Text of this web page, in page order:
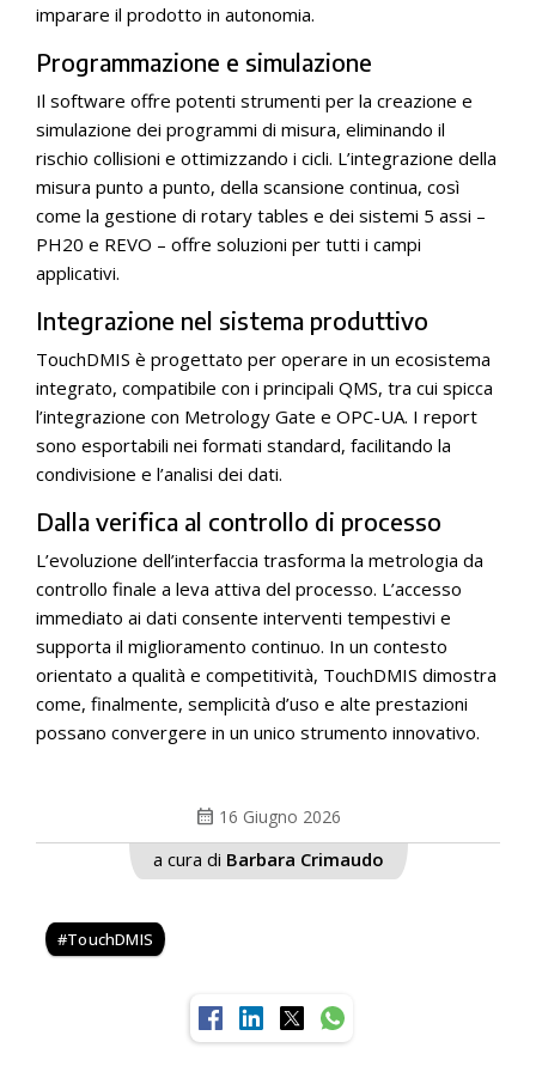
imparare il prodotto in autonomia.
Programmazione e simulazione
Il software offre potenti strumenti per la creazione e
simulazione dei programmi di misura, eliminando il
rischio collisioni e ottimizzando i cicli. L’integrazione della
misura punto a punto, della scansione continua, così
come la gestione di rotary tables e dei sistemi 5 assi –
PH20 e REVO – offre soluzioni per tutti i campi
applicativi.
Integrazione nel sistema produttivo
TouchDMIS è progettato per operare in un ecosistema
integrato, compatibile con i principali QMS, tra cui spicca
l’integrazione con Metrology Gate e OPC-UA. I report
sono esportabili nei formati standard, facilitando la
condivisione e l’analisi dei dati.
Dalla verifica al controllo di processo
L’evoluzione dell’interfaccia trasforma la metrologia da
controllo finale a leva attiva del processo. L’accesso
immediato ai dati consente interventi tempestivi e
supporta il miglioramento continuo. In un contesto
orientato a qualità e competitività, TouchDMIS dimostra
come, finalmente, semplicità d’uso e alte prestazioni
possano convergere in un unico strumento innovativo.
calendar_month 16 Giugno 2026
a cura di Barbara Crimaudo
TouchDMIS